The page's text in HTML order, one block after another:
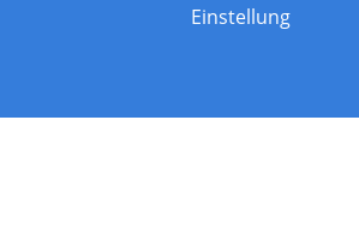
Einstellung